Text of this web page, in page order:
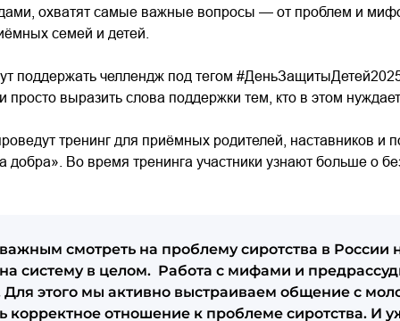
охватят самые важные вопросы — от проблем и
семей и детей.
поддержать челлендж под тегом
просто выразить слова поддержки тем, кто в этом
тренинг для приёмных родителей, наставников и
Во время тренинга участники узнают больше о
смотреть на проблему сиротства в России
систему в целом. Работа с мифами и
Для этого мы активно выстраиваем общение с
корректное отношение к проблеме сиротства. И